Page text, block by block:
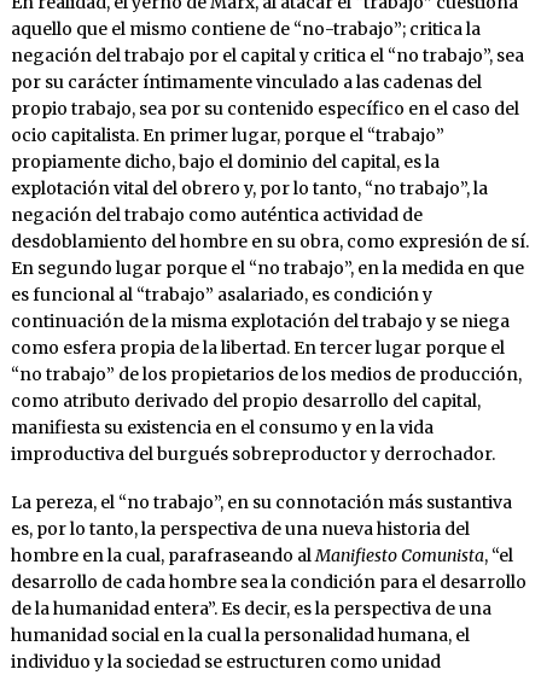
aquello que el mismo contiene de “no-trabajo”; critica la
negación del trabajo por el capital y critica el “no trabajo”, sea
por su carácter íntimamente vinculado a las cadenas del
propio trabajo, sea por su contenido específico en el caso del
ocio capitalista. En primer lugar, porque el “trabajo”
propiamente dicho, bajo el dominio del capital, es la
explotación vital del obrero y, por lo tanto, “no trabajo”, la
negación del trabajo como auténtica actividad de
desdoblamiento del hombre en su obra, como expresión de sí.
En segundo lugar porque el “no trabajo”, en la medida en que
es funcional al “trabajo” asalariado, es condición y
continuación de la misma explotación del trabajo y se niega
como esfera propia de la libertad. En tercer lugar porque el
“no trabajo” de los propietarios de los medios de producción,
como atributo derivado del propio desarrollo del capital,
manifiesta su existencia en el consumo y en la vida
improductiva del burgués sobreproductor y derrochador.
La pereza, el “no trabajo”, en su connotación más sustantiva
es, por lo tanto, la perspectiva de una nueva historia del
hombre en la cual, parafraseando alManifiesto Comunista, “el
desarrollo de cada hombre sea la condición para el desarrollo
de la humanidad entera”. Es decir, es la perspectiva de una
humanidad social en la cual la personalidad humana, el
individuo y la sociedad se estructuren como unidad